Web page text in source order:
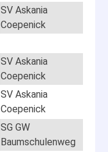
SV Askania
Coepenick
SV Askania
Coepenick
SV Askania
Coepenick
SG GW
Baumschulenweg